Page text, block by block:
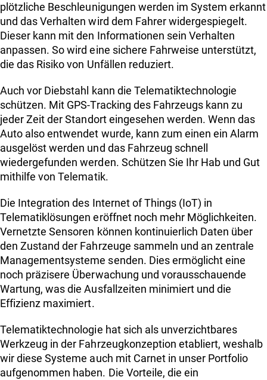
plötzliche Beschleunigungen werden im System erkannt
und das Verhalten wird dem Fahrer widergespiegelt.
Dieser kann mit den Informationen sein Verhalten
anpassen. So wird eine sichere Fahrweise unterstützt,
die das Risiko von Unfällen reduziert.
Auch vor Diebstahl kann die Telematiktechnologie
schützen. Mit GPS-Tracking des Fahrzeugs kann zu
jeder Zeit der Standort eingesehen werden. Wenn das
Auto also entwendet wurde, kann zum einen ein Alarm
ausgelöst werden und das Fahrzeug schnell
wiedergefunden werden. Schützen Sie Ihr Hab und Gut
mithilfe von Telematik.
Die Integration des Internet of Things (IoT) in
Telematiklösungen eröffnet noch mehr Möglichkeiten.
Vernetzte Sensoren können kontinuierlich Daten über
den Zustand der Fahrzeuge sammeln und an zentrale
Managementsysteme senden. Dies ermöglicht eine
noch präzisere Überwachung und vorausschauende
Wartung, was die Ausfallzeiten minimiert und die
Effizienz maximiert.
Telematiktechnologie hat sich als unverzichtbares
Werkzeug in der Fahrzeugkonzeption etabliert, weshalb
wir diese Systeme auch mit Carnet in unser Portfolio
aufgenommen haben. Die Vorteile, die ein